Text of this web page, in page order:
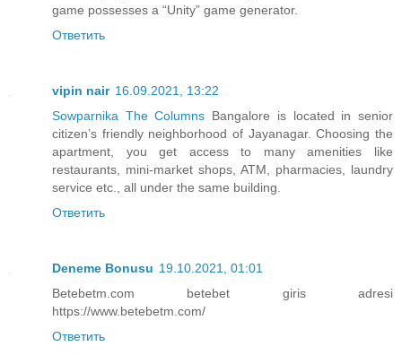
game possesses a “Unity” game generator.
Ответить
vipin nair 16.09.2021, 13:22
Sowparnika The Columns Bangalore is located in senior
citizen’s friendly neighborhood of Jayanagar. Choosing the
apartment, you get access to many amenities like
restaurants, mini-market shops, ATM, pharmacies, laundry
service etc., all under the same building.
Ответить
Deneme Bonusu 19.10.2021, 01:01
Betebetm.com betebet giris adresi
https://www.betebetm.com/
Ответить